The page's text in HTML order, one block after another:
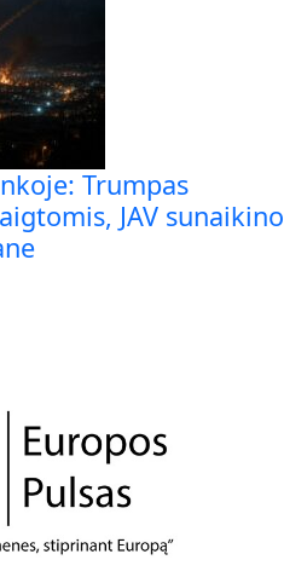
Trumpas
JAV sunaikino